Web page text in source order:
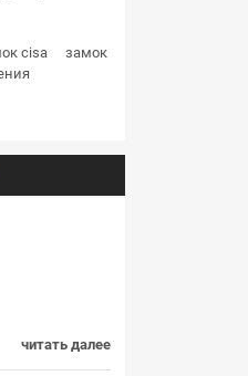
cisa
замок
читать далее